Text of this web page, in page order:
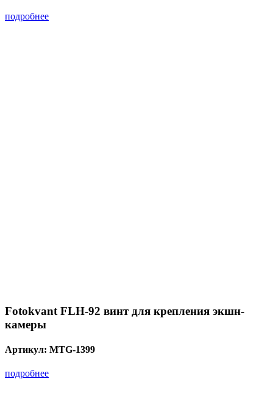
подробнее
Fotokvant FLH-92 винт для крепления экшн-
камеры
Артикул: MTG-1399
подробнее